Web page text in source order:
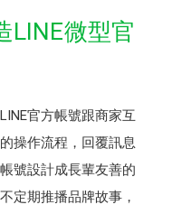
LINE微型官
官方帳號跟商家互
操作流程，回覆訊息
號設計成長輩友善的
定期推播品牌故事，